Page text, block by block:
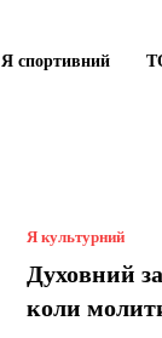
Я спортивний
Я культурний
Духовний
коли